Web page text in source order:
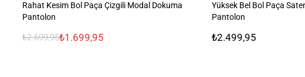
Rahat Kesim Bol Paça Çizgili Modal Dokuma
Pantolon
₺2.699,95₺1.699,95
Yüksek Bel Bol Paça
Pantolon
₺2.499,95